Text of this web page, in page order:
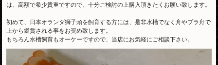
は、高額で希少貴重ですので、十分ご検討の上購入頂きたくお願い致します。
初めて、日本オランダ獅子頭を飼育する方には、是非水槽でなく舟やプラ舟で
上から鑑賞される事をお奨め致します。
もちろん水槽飼育もオーケーですので、当店にお気軽にご相談下さい。